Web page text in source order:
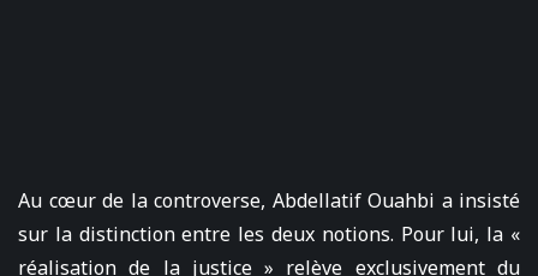
Au cœur de la controverse, Abdellatif Ouahbi a insisté
sur la distinction entre les deux notions. Pour lui, la «
réalisation de la justice » relève exclusivement du